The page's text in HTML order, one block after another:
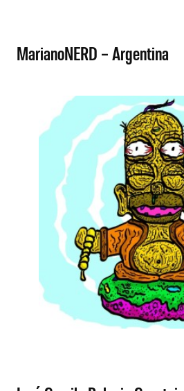
MarianoNERD – Argentina